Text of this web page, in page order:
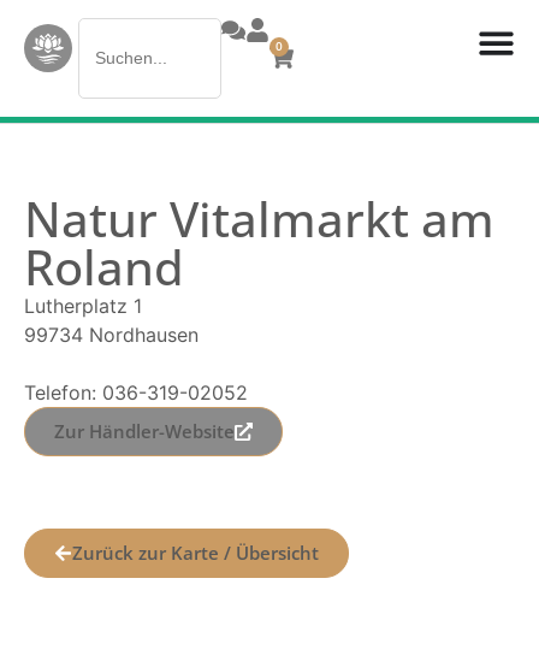
for:
0
Natur Vitalmarkt am
Roland
Lutherplatz 1
99734 Nordhausen
Telefon: 036-319-02052
Zur Händler-Website
Zurück zur Karte / Übersicht